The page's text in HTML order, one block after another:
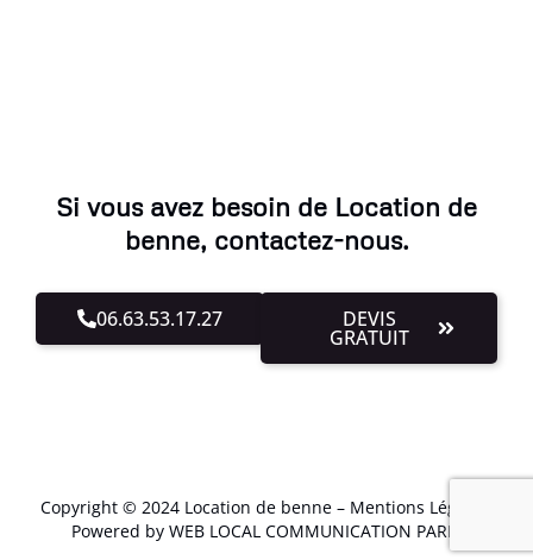
Si vous avez besoin de Location de
benne, contactez-nous.
06.63.53.17.27 DEVIS
GRATUIT
Copyright © 2024 Location de benne – Mentions Légales
Powered by WEB LOCAL COMMUNICATION PARIS